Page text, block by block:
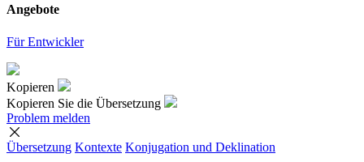
Angebote
Für Entwickler
Kopieren
Kopieren Sie die Übersetzung
Problem melden
Übersetzung Kontexte Konjugation und Deklination